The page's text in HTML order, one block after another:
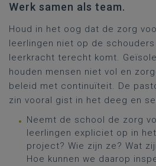
Werk samen als team.
Houd in het oog dat de zorg
leerlingen niet op de
leerkracht terecht komt.
houden mensen niet vol en
beleid met continuïteit. De
zin vooral gist in het deeg en
Neemt de school de zorg
leerlingen expliciet op in
project? Wie zijn ze? Wat
Hoe kunnen we daarop